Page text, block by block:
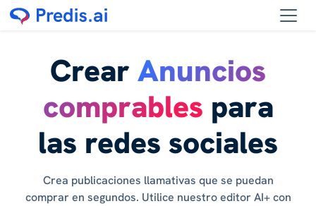
Crear Anuncios
comprables para
las redes sociales
Crea publicaciones llamativas que se puedan
comprar en segundos. Utilice nuestro editor AI+ con